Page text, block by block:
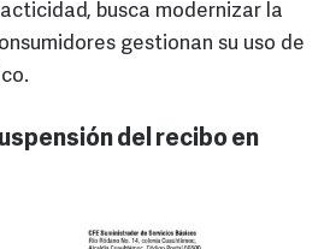
busca modernizar la
gestionan su uso de
del recibo en